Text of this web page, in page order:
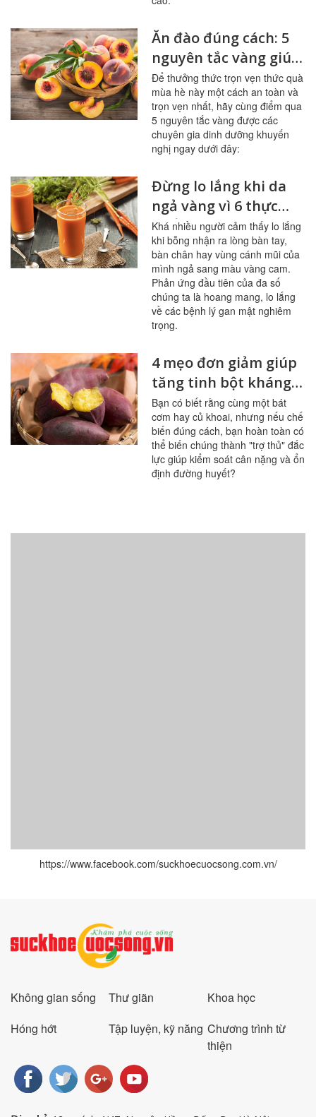
Ăn đào đúng cách: 5
nguyên tắc vàng giúp
sạch mạch máu,
tránh ngộ độc
Để thưởng thức trọn vẹn thức quà
mùa hè này một cách an toàn và
trọn vẹn nhất, hãy cùng điểm qua
5 nguyên tắc vàng được các
chuyên gia dinh dưỡng khuyến
nghị ngay dưới đây:
Đừng lo lắng khi da
ngả vàng vì 6 thực
phẩm này
Khá nhiều người cảm thấy lo lắng
khi bỗng nhận ra lòng bàn tay,
bàn chân hay vùng cánh mũi của
mình ngả sang màu vàng cam.
Phản ứng đầu tiên của đa số
chúng ta là hoang mang, lo lắng
về các bệnh lý gan mật nghiêm
trọng.
4 mẹo đơn giảm giúp
tăng tinh bột kháng
trong bữa ăn
Bạn có biết rằng cùng một bát
cơm hay củ khoai, nhưng nếu chế
biến đúng cách, bạn hoàn toàn có
thể biến chúng thành "trợ thủ" đắc
lực giúp kiểm soát cân nặng và ổn
định đường huyết?
https://www.facebook.com/suckhoecuocsong.com.vn/
Không gian sống Thư giãn
Khoa học
Hóng hớt
Tập luyện, kỹ năng Chương trình từ
thiện